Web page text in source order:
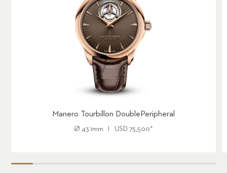
Manero Tourbillon DoublePeripheral
Ø 43.1mm USD 75,500*